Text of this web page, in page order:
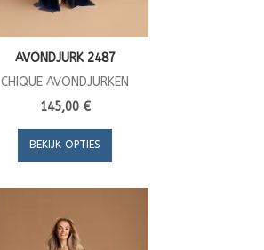
AVONDJURK 2487
CHIQUE AVONDJURKEN
145,00 €
BEKIJK OPTIES